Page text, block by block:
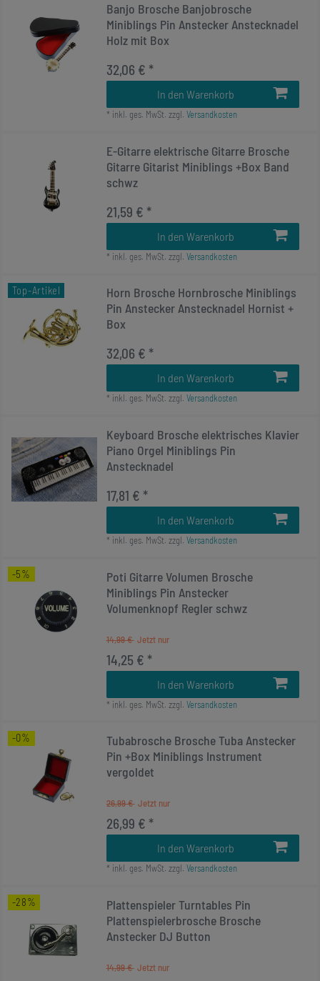
Banjo Brosche Banjobrosche
Miniblings Pin Anstecker Anstecknadel
Holz mit Box
32,06 € *
In den Warenkorb
* inkl. ges. MwSt. zzgl. Versandkosten
E-Gitarre elektrische Gitarre Brosche
Gitarre Gitarist Miniblings +Box Band
schwz
21,59 € *
In den Warenkorb
* inkl. ges. MwSt. zzgl. Versandkosten
Top-Artikel
Horn Brosche Hornbrosche Miniblings
Pin Anstecker Anstecknadel Hornist +
Box
32,06 € *
In den Warenkorb
* inkl. ges. MwSt. zzgl. Versandkosten
Keyboard Brosche elektrisches Klavier
Piano Orgel Miniblings Pin
Anstecknadel
17,81 € *
In den Warenkorb
* inkl. ges. MwSt. zzgl. Versandkosten
-5%
Poti Gitarre Volumen Brosche
Miniblings Pin Anstecker
Volumenknopf Regler schwz
14,99 €
14,25 € *
In den Warenkorb
* inkl. ges. MwSt. zzgl. Versandkosten
-0%
Tubabrosche Brosche Tuba Anstecker
Pin +Box Miniblings Instrument
vergoldet
26,99 €
26,99 € *
In den Warenkorb
* inkl. ges. MwSt. zzgl. Versandkosten
-28%
Plattenspieler Turntables Pin
Plattenspielerbrosche Brosche
Anstecker DJ Button
14,99 €